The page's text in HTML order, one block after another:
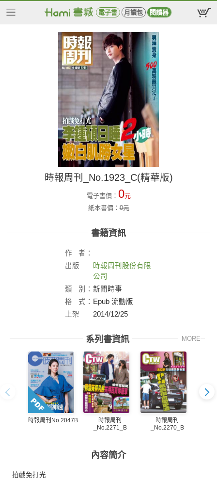
電子書 月讀包 閱讀器
時報周刊_No.1923_C(精華版)
電子書價： 0元
紙本書價：0元
書籍資訊
作
者：
出版
時報周刊股份有限
公司
類
別： 新聞時事
格
式： Epub 流動版
上架
2014/12/25
系列書資訊 MORE
時報周刊No.2047B
時報周刊
_No.2271_B
時報周刊
_No.2270_B
內容簡介
拍戲免打光